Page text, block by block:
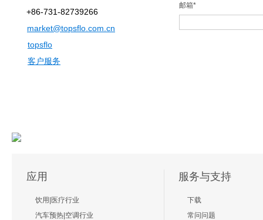
+86-731-82739266
market@topsflo.com.cn
topsflo
客户服务
邮箱*
应用
饮用|医疗行业
汽车预热|空调行业
服务与支持
下载
常问问题